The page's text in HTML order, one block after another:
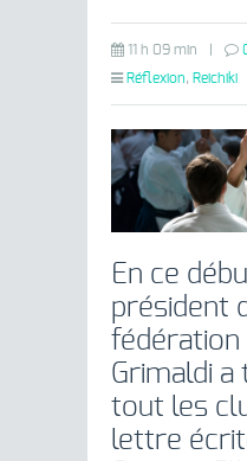
11 h 09 min
Réflexion, Reichiki
En ce
président
fédération
Grimaldi
tout les
lettre